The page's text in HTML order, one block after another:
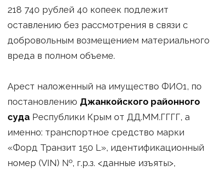
218 740 рублей 40 копеек подлежит
оставлению без рассмотрения в связи с
добровольным возмещением материального
вреда в полном объеме.
Арест наложенный на имущество ФИО1, по
постановлению Джанкойского районного
суда Республики Крым от ДД.ММ.ГГГГ, а
именно: транспортное средство марки
«Форд Транзит 150 L», идентификационный
номер (VIN) №, г.р.з. <данные изъяты>,